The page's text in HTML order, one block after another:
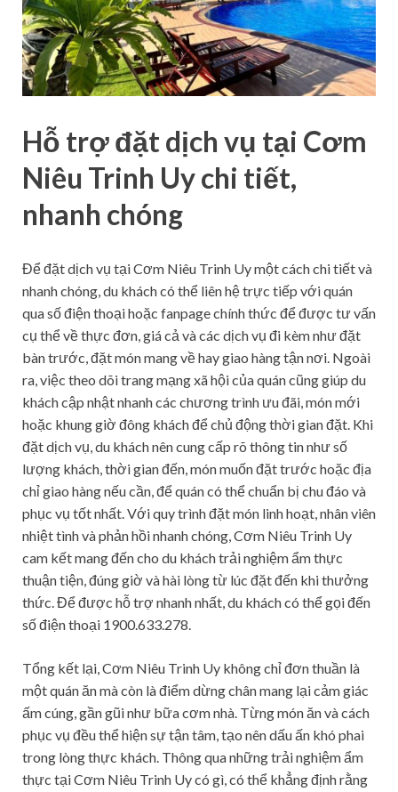
Hỗ trợ đặt dịch vụ tại Cơm
Niêu Trinh Uy chi tiết,
nhanh chóng
Để đặt dịch vụ tại Cơm Niêu Trinh Uy một cách chi tiết và
nhanh chóng, du khách có thể liên hệ trực tiếp với quán
qua số điện thoại hoặc fanpage chính thức để được tư vấn
cụ thể về thực đơn, giá cả và các dịch vụ đi kèm như đặt
bàn trước, đặt món mang về hay giao hàng tận nơi. Ngoài
ra, việc theo dõi trang mạng xã hội của quán cũng giúp du
khách cập nhật nhanh các chương trình ưu đãi, món mới
hoặc khung giờ đông khách để chủ động thời gian đặt. Khi
đặt dịch vụ, du khách nên cung cấp rõ thông tin như số
lượng khách, thời gian đến, món muốn đặt trước hoặc địa
chỉ giao hàng nếu cần, để quán có thể chuẩn bị chu đáo và
phục vụ tốt nhất. Với quy trình đặt món linh hoạt, nhân viên
nhiệt tình và phản hồi nhanh chóng, Cơm Niêu Trinh Uy
cam kết mang đến cho du khách trải nghiệm ẩm thực
thuận tiện, đúng giờ và hài lòng từ lúc đặt đến khi thưởng
thức. Để được hỗ trợ nhanh nhất, du khách có thể gọi đến
số điện thoại 1900.633.278.
Tổng kết lại, Cơm Niêu Trinh Uy không chỉ đơn thuần là
một quán ăn mà còn là điểm dừng chân mang lại cảm giác
ấm cúng, gần gũi như bữa cơm nhà. Từng món ăn và cách
phục vụ đều thể hiện sự tận tâm, tạo nên dấu ấn khó phai
trong lòng thực khách. Thông qua những trải nghiệm ẩm
thực tại Cơm Niêu Trinh Uy có gì, có thể khẳng định rằng